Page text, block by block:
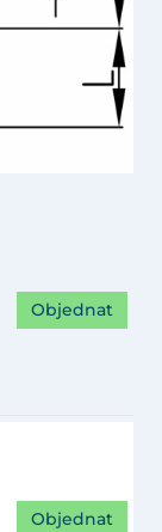
Objednat
Objednat